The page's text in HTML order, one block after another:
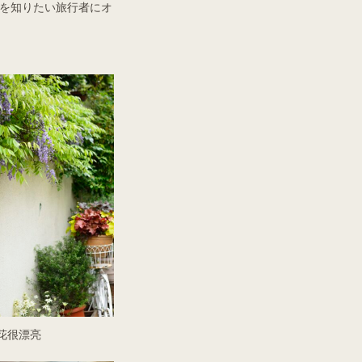
知りたい旅行者にオ
很漂亮